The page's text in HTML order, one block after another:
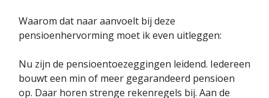
Waarom dat naar aanvoelt bij deze
pensioenhervorming moet ik even uitleggen:
Nu zijn de pensioentoezeggingen leidend. Iedereen
bouwt een min of meer gegarandeerd pensioen
op. Daar horen strenge rekenregels bij. Aan de